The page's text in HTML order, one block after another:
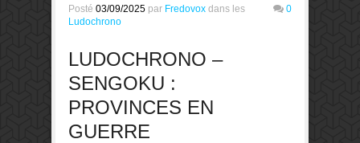
Posté 03/09/2025 par Fredovox dans les
Ludochrono
0
LUDOCHRONO –
SENGOKU :
PROVINCES EN
GUERRE